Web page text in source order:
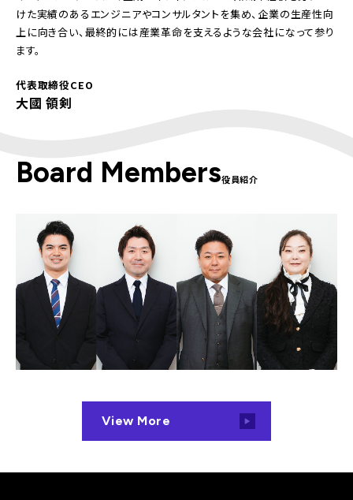
けた実績のあるエンジニアやコンサルタントを集め、企業の生産性向
上に向き合い、最終的には産業革命を支えるような会社になって参り
ます。
代表取締役CEO
大國 領剣
Board Members役員紹介
View More